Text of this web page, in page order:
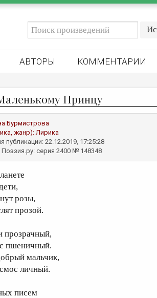
АВТОРЫ КОММЕНТАРИИ
Принцу
Бурмистрова
жанр):Лирика
публикации: 22.12.2019, 17:25:28
серия 2400 № 148348
розы,
прозой.
прозрачный,
пшеничный.
мальчик,
личный.
писем